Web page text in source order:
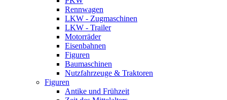
Rennwagen
LKW - Zugmaschinen
LKW - Trailer
Motorräder
Eisenbahnen
Figuren
Baumaschinen
Nutzfahrzeuge & Traktoren
Figuren
Antike und Frühzeit